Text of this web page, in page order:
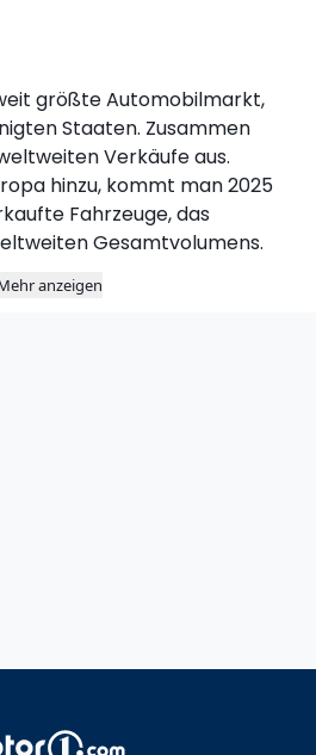
größte Automobilmarkt,
Staaten. Zusammen
Verkäufe aus.
hinzu, kommt man 2025
Fahrzeuge, das
Gesamtvolumens.
anzeigen